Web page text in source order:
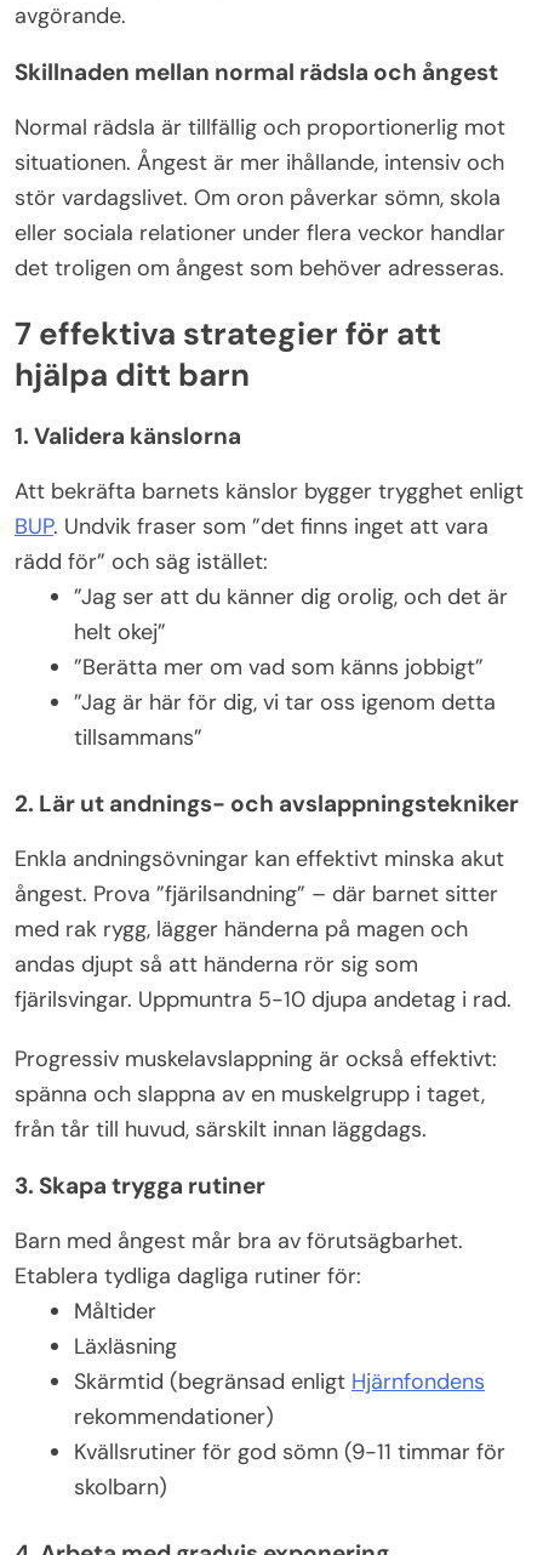
avgörande.
Skillnaden mellan normal rädsla och ångest
Normal rädsla är tillfällig och proportionerlig mot
situationen. Ångest är mer ihållande, intensiv och
stör vardagslivet. Om oron påverkar sömn, skola
eller sociala relationer under flera veckor handlar
det troligen om ångest som behöver adresseras.
7 effektiva strategier för att
hjälpa ditt barn
1. Validera känslorna
Att bekräfta barnets känslor bygger trygghet enligt
BUP. Undvik fraser som ”det finns inget att vara
rädd för” och säg istället:
”Jag ser att du känner dig orolig, och det är
helt okej”
”Berätta mer om vad som känns jobbigt”
”Jag är här för dig, vi tar oss igenom detta
tillsammans”
2. Lär ut andnings- och avslappningstekniker
Enkla andningsövningar kan effektivt minska akut
ångest. Prova ”fjärilsandning” – där barnet sitter
med rak rygg, lägger händerna på magen och
andas djupt så att händerna rör sig som
fjärilsvingar. Uppmuntra 5-10 djupa andetag i rad.
Progressiv muskelavslappning är också effektivt:
spänna och slappna av en muskelgrupp i taget,
från tår till huvud, särskilt innan läggdags.
3. Skapa trygga rutiner
Barn med ångest mår bra av förutsägbarhet.
Etablera tydliga dagliga rutiner för:
Måltider
Läxläsning
Skärmtid (begränsad enligt Hjärnfondens
rekommendationer)
Kvällsrutiner för god sömn (9-11 timmar för
skolbarn)